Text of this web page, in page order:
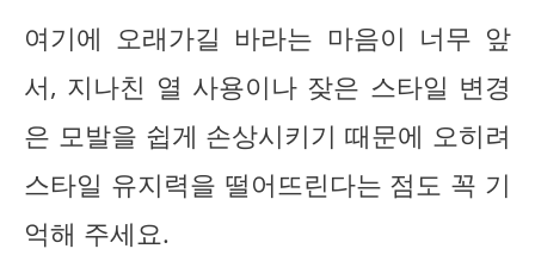
여기에 오래가길 바라는 마음이 너무 앞
서, 지나친 열 사용이나 잦은 스타일 변경
은 모발을 쉽게 손상시키기 때문에 오히려
스타일 유지력을 떨어뜨린다는 점도 꼭 기
억해 주세요.